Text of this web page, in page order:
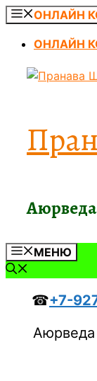
Перейти
содержимому
ОНЛАЙН
ОНЛАЙН
Аюрведа
МЕНЮ
☎+7-
Аюрведа